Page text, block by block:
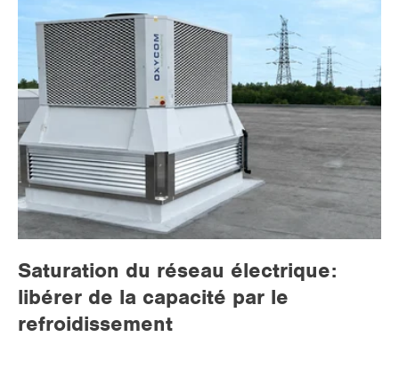
Saturation du réseau électrique:
libérer de la capacité par le
refroidissement